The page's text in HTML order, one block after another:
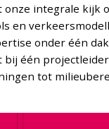
onze integrale kijk
en
onder één
bij één
tot